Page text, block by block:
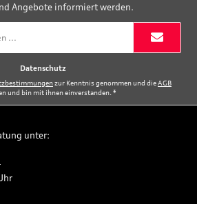
Angebote informiert werden.
Datenschutz
zur Kenntnis genommen und dieAGB
und bin mit ihnen einverstanden.*
unter: